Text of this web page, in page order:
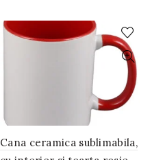
Cana ceramica sublimabila,